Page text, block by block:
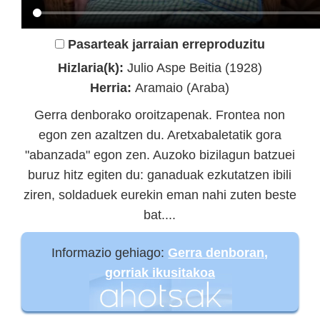
Pasarteak jarraian erreproduzitu
Hizlaria(k): Julio Aspe Beitia (1928)
Herria:Aramaio (Araba)
Gerra denborako oroitzapenak. Frontea non
egon zen azaltzen du. Aretxabaletatik gora
"abanzada" egon zen. Auzoko bizilagun batzuei
buruz hitz egiten du: ganaduak ezkutatzen ibili
ziren, soldaduek eurekin eman nahi zuten beste
bat....
Informazio gehiago: Gerra denboran,
gorriak ikusitakoa